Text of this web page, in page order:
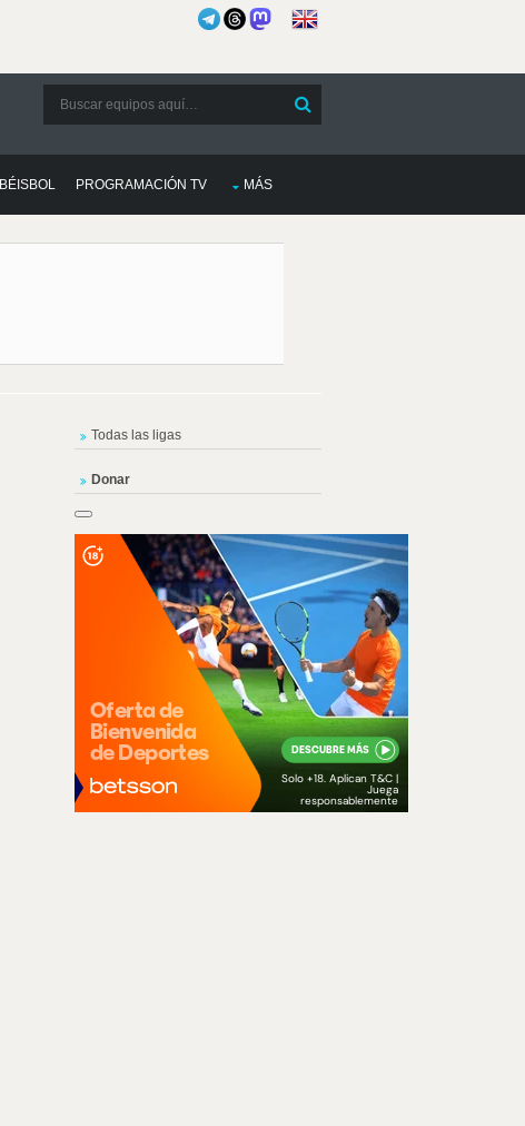
BÉISBOL PROGRAMACIÓN TV MÁS
Todas las ligas
Donar